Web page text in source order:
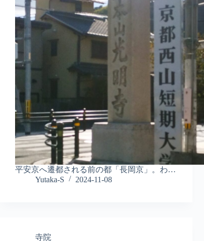
平安京へ遷都される前の都「長岡京」。わ…
Yutaka-S
2024-11-08
寺院